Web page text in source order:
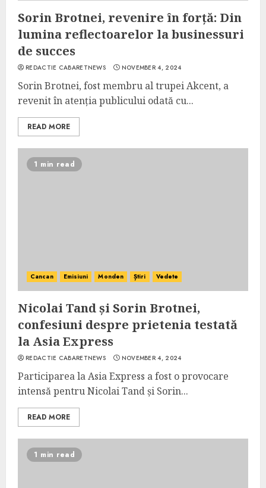
Sorin Brotnei, revenire în forță: Din
lumina reflectoarelor la businessuri
de succes
REDACTIE CABARETNEWS NOVEMBER 4, 2024
Sorin Brotnei, fost membru al trupei Akcent, a
revenit în atenția publicului odată cu...
READ MORE
1 min read
Cancan Emisiuni Monden Știri Vedete
Nicolai Tand și Sorin Brotnei,
confesiuni despre prietenia testată
la Asia Express
REDACTIE CABARETNEWS NOVEMBER 4, 2024
Participarea la Asia Express a fost o provocare
intensă pentru Nicolai Tand și Sorin...
READ MORE
1 min read